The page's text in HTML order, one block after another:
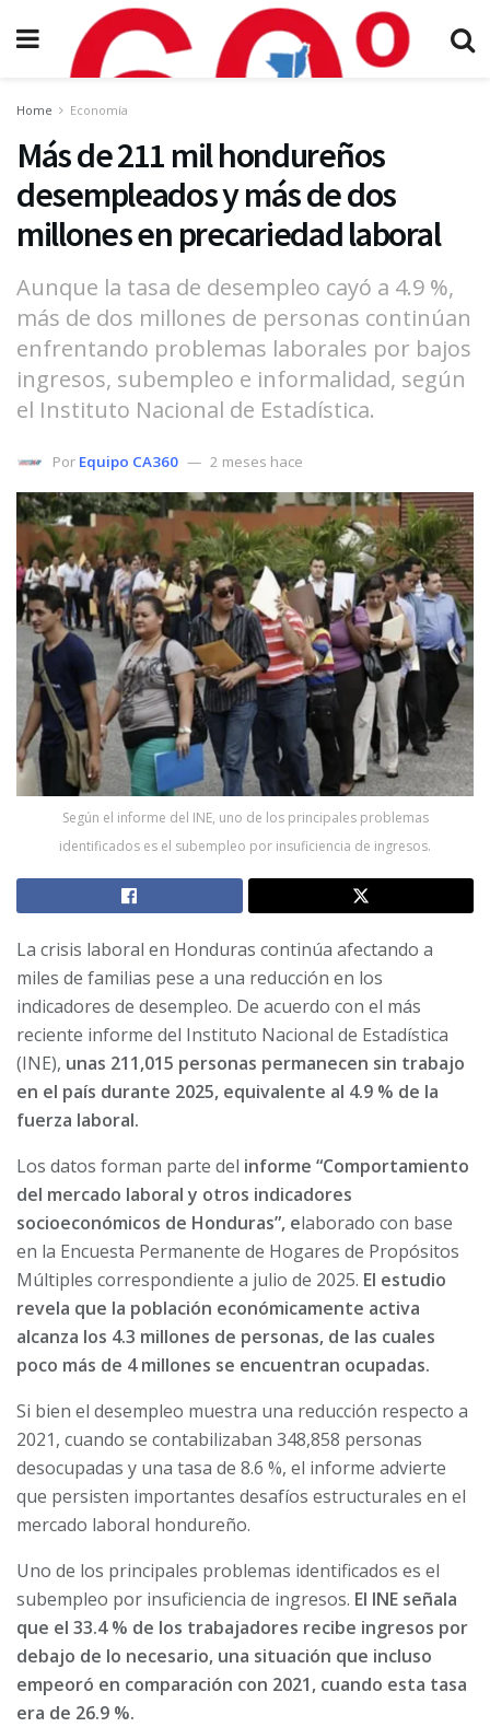
Home Economía
Más de 211 mil hondureños
desempleados y más de dos
millones en precariedad laboral
Aunque la tasa de desempleo cayó a 4.9 %,
más de dos millones de personas continúan
enfrentando problemas laborales por bajos
ingresos, subempleo e informalidad, según
el Instituto Nacional de Estadística.
Por Equipo CA360 2 meses hace
Según el informe del INE, uno de los principales problemas
identificados es el subempleo por insuficiencia de ingresos.
La crisis laboral en Honduras continúa afectando a
miles de familias pese a una reducción en los
indicadores de desempleo. De acuerdo con el más
reciente informe del Instituto Nacional de Estadística
(INE), unas 211,015 personas permanecen sin trabajo
en el país durante 2025, equivalente al 4.9 % de la
fuerza laboral.
Los datos forman parte del informe “Comportamiento
del mercado laboral y otros indicadores
socioeconómicos de Honduras”, elaborado con base
en la Encuesta Permanente de Hogares de Propósitos
Múltiples correspondiente a julio de 2025. El estudio
revela que la población económicamente activa
alcanza los 4.3 millones de personas, de las cuales
poco más de 4 millones se encuentran ocupadas.
Si bien el desempleo muestra una reducción respecto a
2021, cuando se contabilizaban 348,858 personas
desocupadas y una tasa de 8.6 %, el informe advierte
que persisten importantes desafíos estructurales en el
mercado laboral hondureño.
Uno de los principales problemas identificados es el
subempleo por insuficiencia de ingresos. El INE señala
que el 33.4 % de los trabajadores recibe ingresos por
debajo de lo necesario, una situación que incluso
empeoró en comparación con 2021, cuando esta tasa
era de 26.9 %.